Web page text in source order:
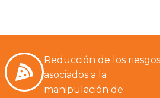
Reducción de los riesgos
asociados a la
manipulación de